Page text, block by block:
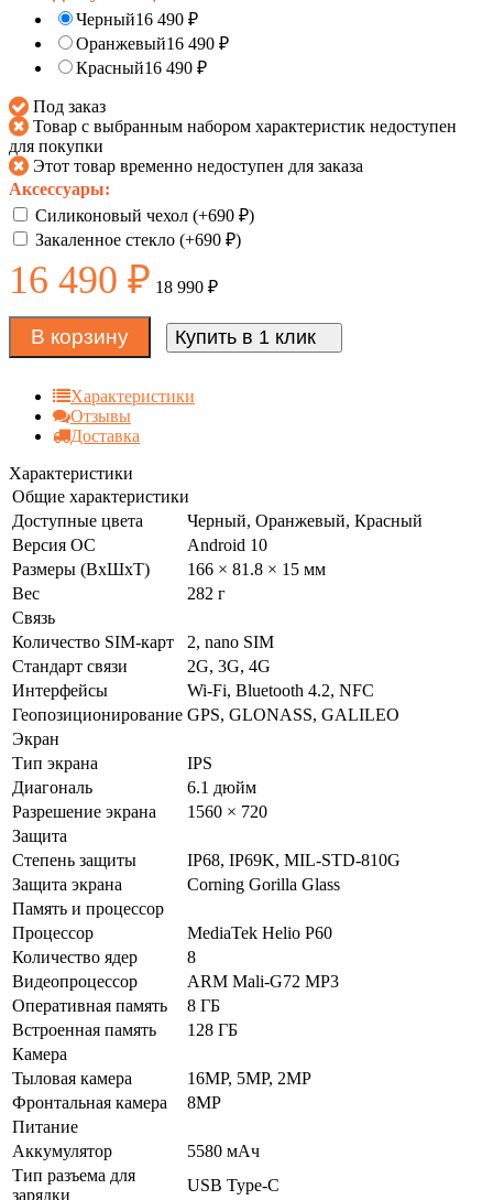
Черный16 490 ₽
Оранжевый16 490 ₽
Красный16 490 ₽
Под заказ
Товар с выбранным набором характеристик недоступен
для покупки
Этот товар временно недоступен для заказа
Аксессуары:
Силиконовый чехол (+690 ₽)
Закаленное стекло (+690 ₽)
16 490 ₽ 18 990 ₽
В корзину Купить в 1 клик
Характеристики
Отзывы
Доставка
Характеристики
Общие характеристики
Доступные цвета
Черный, Оранжевый, Красный
Версия ОС
Android 10
Размеры (ВxШxТ)
166 × 81.8 × 15 мм
Вес
282 г
Связь
Количество SIM-карт
2, nano SIM
Стандарт связи
2G, 3G, 4G
Интерфейсы
Wi-Fi, Bluetooth 4.2, NFC
Геопозиционирование GPS, GLONASS, GALILEO
Экран
Тип экрана
IPS
Диагональ
6.1 дюйм
Разрешение экрана
1560 × 720
Защита
Степень защиты
IP68, IP69K, MIL-STD-810G
Защита экрана
Corning Gorilla Glass
Память и процессор
Процессор
MediaTek Helio P60
Количество ядер
8
Видеопроцессор
ARM Mali-G72 MP3
Оперативная память
8 ГБ
Встроенная память
128 ГБ
Камера
Тыловая камера
16MP, 5MP, 2MP
Фронтальная камера
8MP
Питание
Аккумулятор
5580 мАч
Тип разъема для
зарядки
USB Type-C